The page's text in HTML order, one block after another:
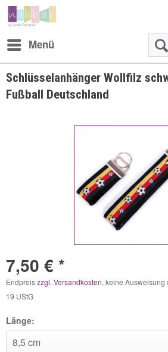
Menü
Schlüsselanhänger Wollfilz
Fußball Deutschland
7,50 € *
Endpreiszzgl. Versandkosten, keine Ausweisung
19 UStG
Länge: